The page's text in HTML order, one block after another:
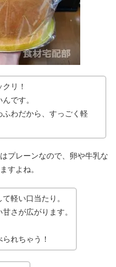
リ！
です。
ふわだから、すっごく軽
プレーンなので、卵や牛乳な
すよね。
軽い口当たり。
さが広がります。
れちゃう！